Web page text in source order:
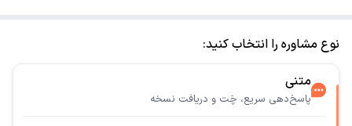
نوع مشاوره را انتخاب کنید:
متنی
پاسخ‌دهی سریع، چَت و دریافت نسخه